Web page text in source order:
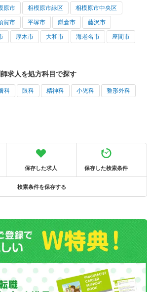
原市 相模原市緑区 相模原市中央区
賀市 平塚市 鎌倉市 藤沢市
厚木市 大和市 海老名市 座間市
求人を処方科目で探す
科 眼科 精神科 小児科 整形外科
保存した求人 保存した検索条件
検索条件を保存する